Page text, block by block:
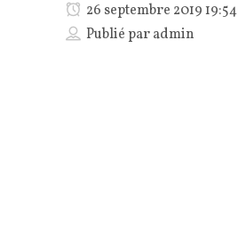
26 septembre 2019 19:54
Publié paradmin